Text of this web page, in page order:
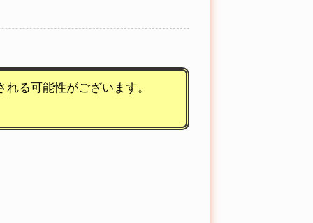
る可能性がございます。